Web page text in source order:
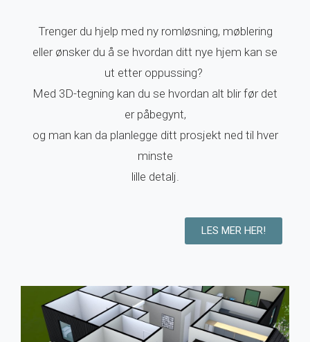
Trenger du hjelp med ny romløsning, møblering
eller ønsker du å se hvordan ditt nye hjem kan se
ut etter oppussing?
Med 3D-tegning kan du se hvordan alt blir før det
er påbegynt,
og man kan da planlegge ditt prosjekt ned til hver
minste
lille detalj.
LES MER HER!